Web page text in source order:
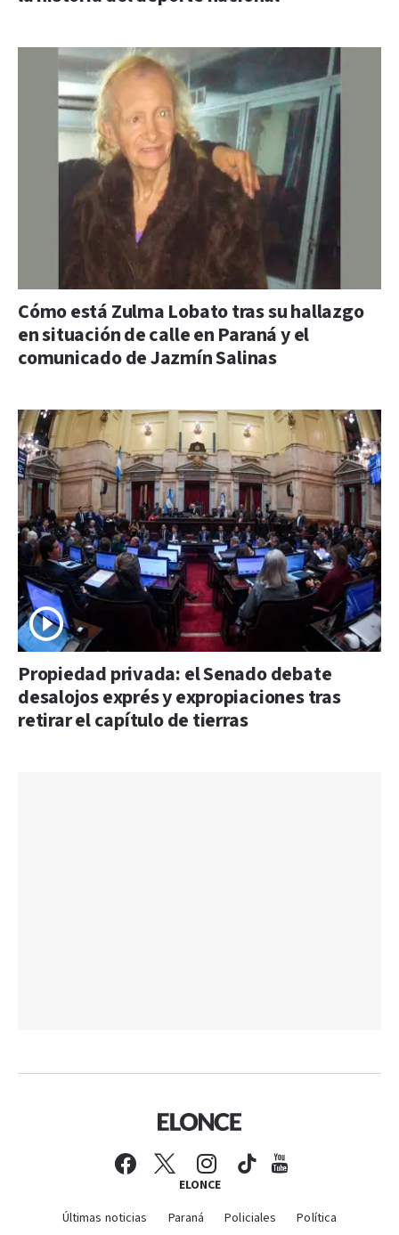
Cómo está Zulma Lobato tras su hallazgo
en situación de calle en Paraná y el
comunicado de Jazmín Salinas
Propiedad privada: el Senado debate
desalojos exprés y expropiaciones tras
retirar el capítulo de tierras
ELONCE
Últimas noticias Paraná Policiales
Política